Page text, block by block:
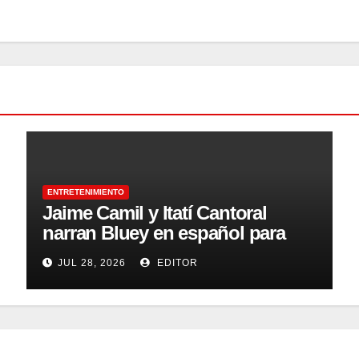
ENTRETENIMIENTO
Jaime Camil y Itatí Cantoral
narran Bluey en español para
nueva serie digital
JUL 28, 2026 EDITOR